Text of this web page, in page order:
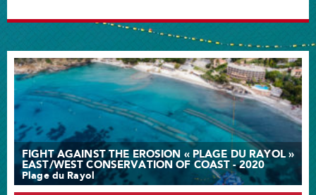
FIGHT AGAINST THE EROSION « PLAGE DU RAYOL »
EAST/WEST CONSERVATION OF COAST - 2020
Plage du Rayol